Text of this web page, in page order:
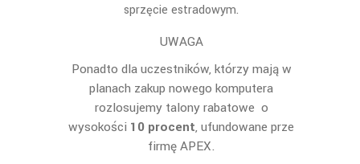
sprzęcie estradowym.
UWAGA
Ponadto dla uczestników, którzy mają w
planach zakup nowego komputera
rozlosujemy talony rabatowe o
wysokości 10 procent, ufundowane prze
firmę APEX.